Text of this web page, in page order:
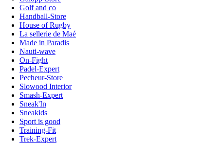
Golf and co
Handball-Store
House of Rugby
La sellerie de Maé
Made in Paradis
Nauti-wave
On-Fight
Padel-Expert
Pecheur-Store
Slowood Interior
Smash-Expert
Sneak'In
Sneakids
Sport is good
Training-Fit
Trek-Expert